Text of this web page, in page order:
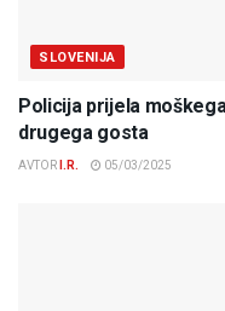
SLOVENIJA
Policija prijela
drugega gosta
AVTOR I.R. 05/03/2025